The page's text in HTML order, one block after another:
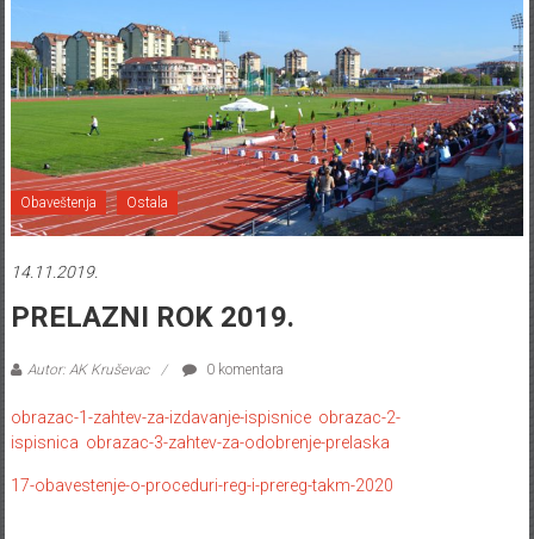
Obaveštenja Ostala
14.11.2019.
PRELAZNI ROK 2019.
Autor: AK Kruševac 0 komentara
obrazac-1-zahtev-za-izdavanje-ispisnice obrazac-2-
ispisnica obrazac-3-zahtev-za-odobrenje-prelaska
17-obavestenje-o-proceduri-reg-i-prereg-takm-2020